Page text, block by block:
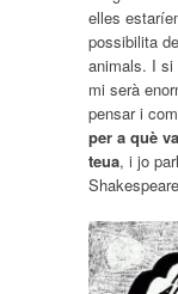
elles
possibilita
animals. I si
mi serà
pensar i
per a què
teua, i jo